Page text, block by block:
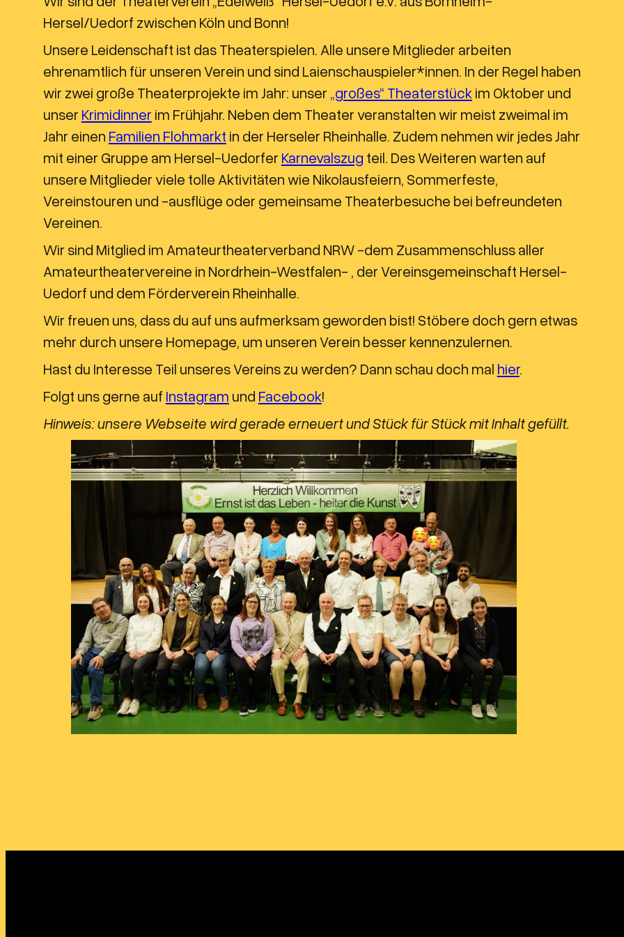
Hersel/Uedorf zwischen Köln und Bonn!
Unsere Leidenschaft ist das Theaterspielen. Alle unsere Mitglieder arbeiten
ehrenamtlich für unseren Verein und sind Laienschauspieler*innen. In der Regel haben
wir zwei große Theaterprojekte im Jahr: unser „großes“ Theaterstückim Oktober und
unser Krimidinner im Frühjahr. Neben dem Theater veranstalten wir meist zweimal im
Jahr einen Familien Flohmarkt in der Herseler Rheinhalle. Zudem nehmen wir jedes Jahr
mit einer Gruppe am Hersel-Uedorfer Karnevalszug teil. Des Weiteren warten auf
unsere Mitglieder viele tolle Aktivitäten wie Nikolausfeiern, Sommerfeste,
Vereinstouren und -ausflüge oder gemeinsame Theaterbesuche bei befreundeten
Vereinen.
Wir sind Mitglied im Amateurtheaterverband NRW -dem Zusammenschluss aller
Amateurtheatervereine in Nordrhein-Westfalen- , der Vereinsgemeinschaft Hersel-
Uedorf und dem Förderverein Rheinhalle.
Wir freuen uns, dass du auf uns aufmerksam geworden bist! Stöbere doch gern etwas
mehr durch unsere Homepage, um unseren Verein besser kennenzulernen.
Hast du Interesse Teil unseres Vereins zu werden? Dann schau doch mal hier.
Folgt uns gerne auf Instagram und Facebook!
Hinweis: unsere Webseite wird gerade erneuert und Stück für Stück mit Inhalt gefüllt.